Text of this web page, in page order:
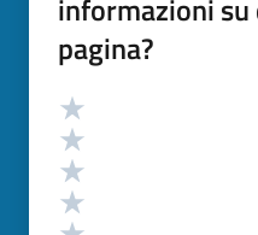
informazioni su
pagina?
Valutazione